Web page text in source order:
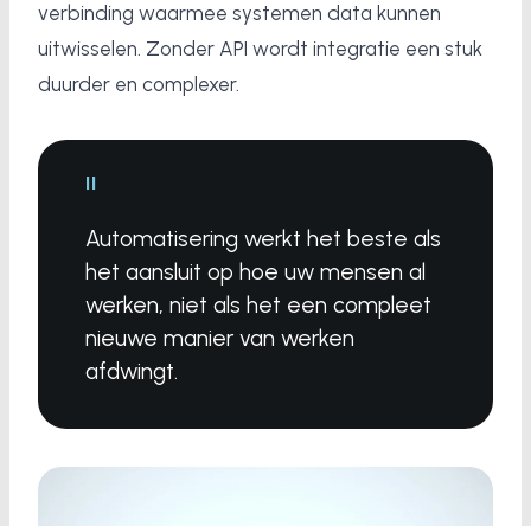
verbinding waarmee systemen data kunnen
uitwisselen. Zonder API wordt integratie een stuk
duurder en complexer.
"
Automatisering werkt het beste als
het aansluit op hoe uw mensen al
werken, niet als het een compleet
nieuwe manier van werken
afdwingt.